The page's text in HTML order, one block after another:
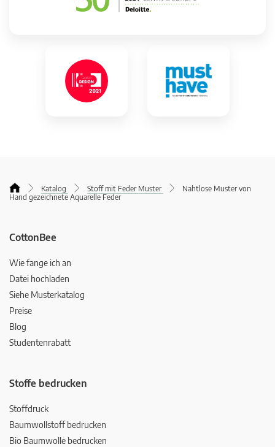
Katalog Stoff mit Feder Muster
Nahtlose Muster von
Hand gezeichnete Aquarelle Feder
CottonBee
Wie fange ich an
Datei hochladen
Siehe Musterkatalog
Preise
Blog
Studentenrabatt
Stoffe bedrucken
Stoffdruck
Baumwollstoff bedrucken
Bio Baumwolle bedrucken